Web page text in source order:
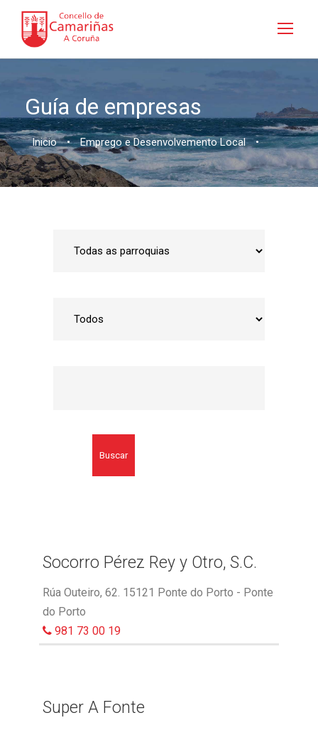
Guía de empresas
Inicio • Emprego e Desenvolvemento Local •
Buscar
Socorro Pérez Rey y Otro, S.C.
Rúa Outeiro, 62. 15121 Ponte do Porto - Ponte
do Porto
981 73 00 19
Super A Fonte